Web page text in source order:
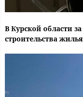
В Курской области
строительства жилья